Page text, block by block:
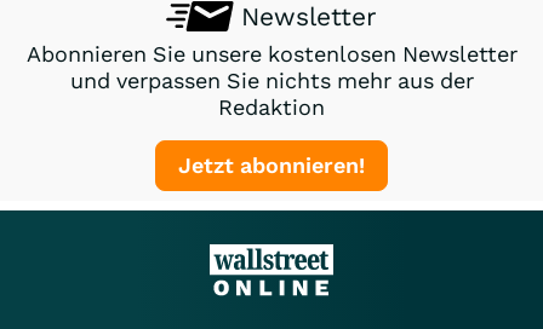
Newsletter
Abonnieren Sie unsere kostenlosen Newsletter
und verpassen Sie nichts mehr aus der
Redaktion
Jetzt abonnieren!